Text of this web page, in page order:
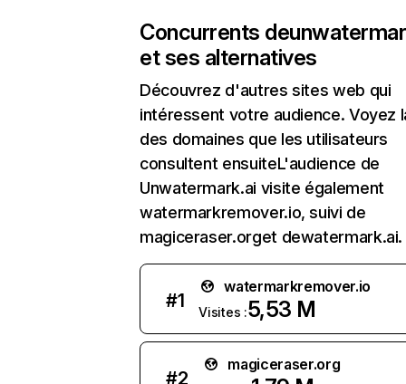
Concurrents de
et ses alternatives
Découvrez d'autres sites web qui
intéressent votre audience. Voyez
des domaines que les utilisateurs
consultent ensuiteL'audience de
Unwatermark.ai visite également
watermarkremover.io, suivi de
magiceraser.orget dewatermark.ai.
#1
watermarkremover.io
Visites :5,53 M
#2
magiceraser.org